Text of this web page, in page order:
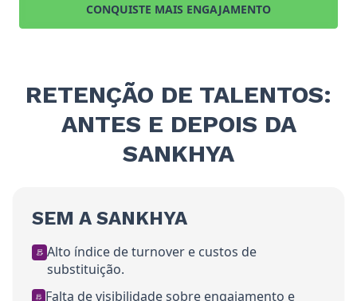
CONQUISTE MAIS ENGAJAMENTO
RETENÇÃO DE TALENTOS:
ANTES E DEPOIS DA
SANKHYA
SEM A SANKHYA
Alto índice de turnover e custos de
substituição.
Falta de visibilidade sobre engajamento e